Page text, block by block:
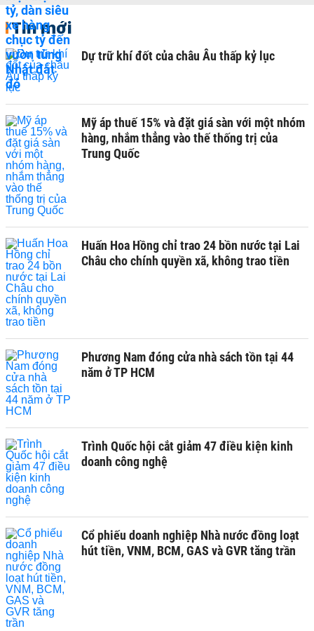
Tin mới
Dự trữ khí đốt của châu Âu thấp kỷ lục
Mỹ áp thuế 15% và đặt giá sàn với một nhóm
hàng, nhắm thẳng vào thế thống trị của
Trung Quốc
Huấn Hoa Hồng chỉ trao 24 bồn nước tại Lai
Châu cho chính quyền xã, không trao tiền
Phương Nam đóng cửa nhà sách tồn tại 44
năm ở TP HCM
Trình Quốc hội cắt giảm 47 điều kiện kinh
doanh công nghệ
Cổ phiếu doanh nghiệp Nhà nước đồng loạt
hút tiền, VNM, BCM, GAS và GVR tăng trần